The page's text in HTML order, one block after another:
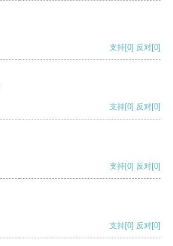
支持[0] 反对[0]
支持[0] 反对[0]
支持[0] 反对[0]
支持[0] 反对[0]